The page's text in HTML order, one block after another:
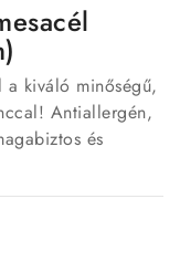
a kiváló minőségű,
Antiallergén,
és